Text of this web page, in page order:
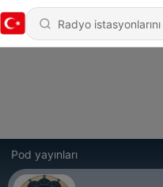
Pod yayınları